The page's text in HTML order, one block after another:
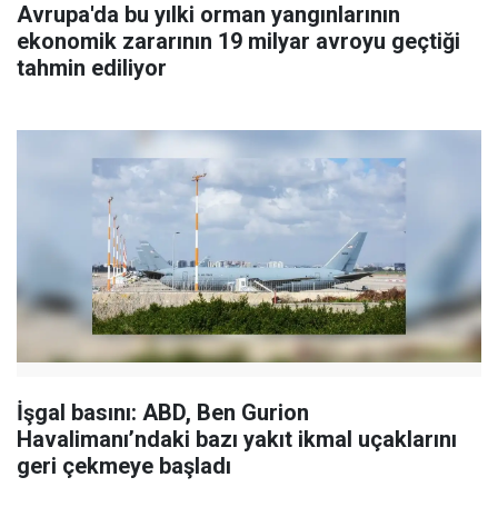
Avrupa'da bu yılki orman yangınlarının
ekonomik zararının 19 milyar avroyu geçtiği
tahmin ediliyor
İşgal basını: ABD, Ben Gurion
Havalimanı’ndaki bazı yakıt ikmal uçaklarını
geri çekmeye başladı